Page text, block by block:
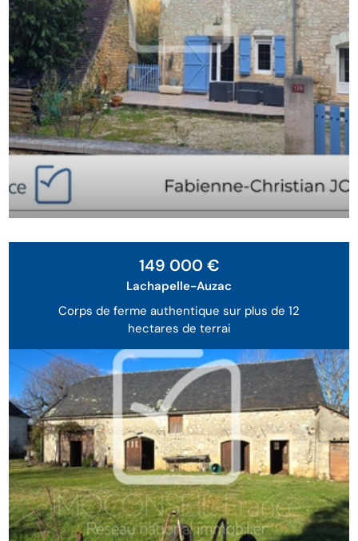
Corps de ferme authentique sur plus de 12
hectares de terrai
149 000 €
Lachapelle-Auzac